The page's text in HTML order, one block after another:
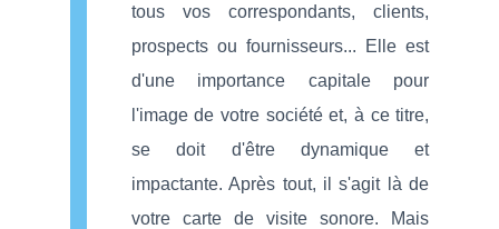
tous vos correspondants, clients,
prospects ou fournisseurs... Elle est
d'une importance capitale pour
l'image de votre société et, à ce titre,
se doit d'être dynamique et
impactante. Après tout, il s'agit là de
votre carte de visite sonore. Mais